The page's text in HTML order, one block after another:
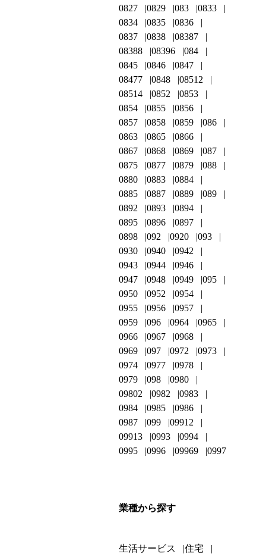
0827
0829 083
0833
0834
0835
0836
0837
0838
08387
08388
08396
084
0845
0846
0847
08477
0848
08512
08514
0852
0853
0854
0855
0856
0857
0858 0859
086
0863
0865
0866
0867
0868 0869
087
0875
0877 0879
088
0880
0883
0884
0885
0887 0889
089
0892
0893
0894
0895
0896
0897
0898
092 0920
093
0930
0940
0942
0943
0944
0946
0947
0948 0949
095
0950
0952
0954
0955
0956
0957
0959
096 0964
0965
0966
0967
0968
0969
097 0972
0973
0974
0977
0978
0979
098
0980
09802
0982
0983
0984
0985
0986
0987
099
09912
09913
0993
0994
0995
0996 09969 0997
業種から探す
生活サービス 住宅